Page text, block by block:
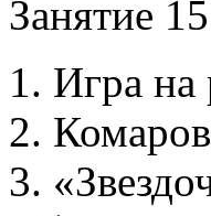
Занятие 15
1. Игра на
2.
3.